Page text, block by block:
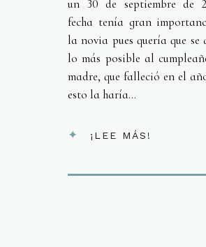
un 30 de septiembre de
fecha tenía gran
la novia pues quería que se
lo más posible al
madre, que falleció en el
esto la haría...
¡LEE MÁS!